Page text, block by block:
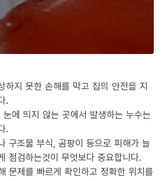
하지 못한 손해를 막고 집의 안전을 지
.
에 띄지 않는 곳에서 발생하는 누수는
.
구조물 부식, 곰팡이 등으로 피해가 늘
점검하는것이 무엇보다 중요합니다.
문제를 빠르게 확인하고 정확한 위치를